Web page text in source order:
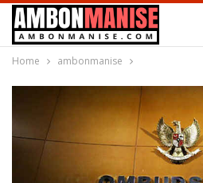
Home ambonmanise